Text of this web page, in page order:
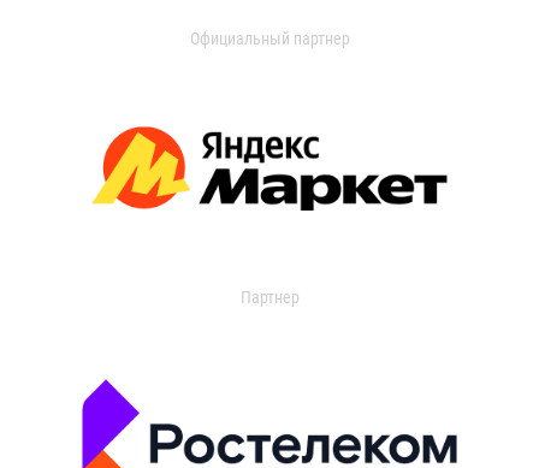
Официальный партнер
Партнер